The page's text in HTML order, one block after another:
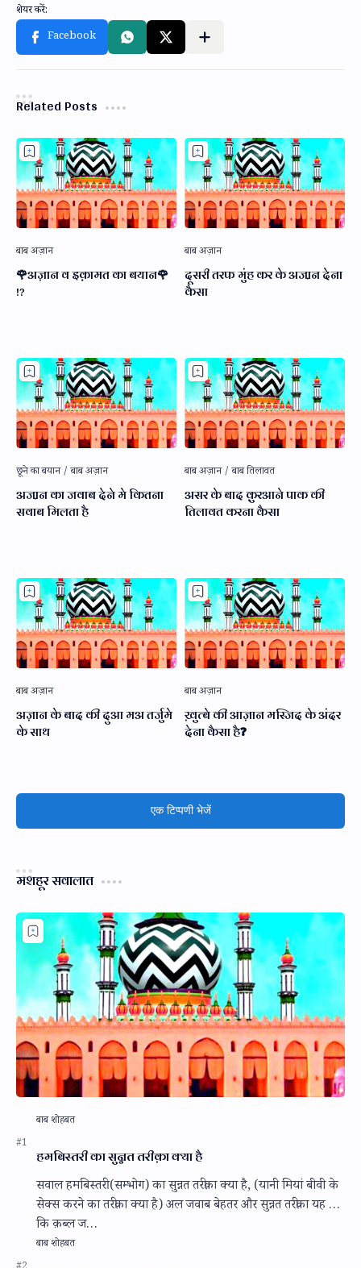
Related Posts
🌹अज़ान व इक़ामत का बयान🌹
!?
दूसरी तरफ मुंह कर के अजा़न देना
कैसा
अजा़न का जवाब देने मे कितना
सवाब मिलता है
असर के बाद क़ुरआने पाक की
तिलावत करना कैसा
अज़ान के बाद की दुआ मअ तर्जुमे
के साथ
ख़ुत्बे की आज़ान मस्जिद के अंदर
देना कैसा है❓
एक टिप्पणी भेजें
मशहूर सवालात
हमबिस्तरी का सुन्नत तरीक़ा क्या है
सवाल हमबिस्तरी (सम्भोग) का सुन्नत तरीक़ा क्या है, (यानी मियां बीवी के
सेक्स करने का तरीक़ा क्या है) अल जवाब बेहतर और सुन्नत तरीक़ा यह है
कि क़ब्ल ज…